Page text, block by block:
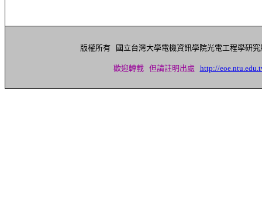
版權所有 國立台灣大學電機資訊學院光電工程學研
歡迎轉載 但請註明出處 http://